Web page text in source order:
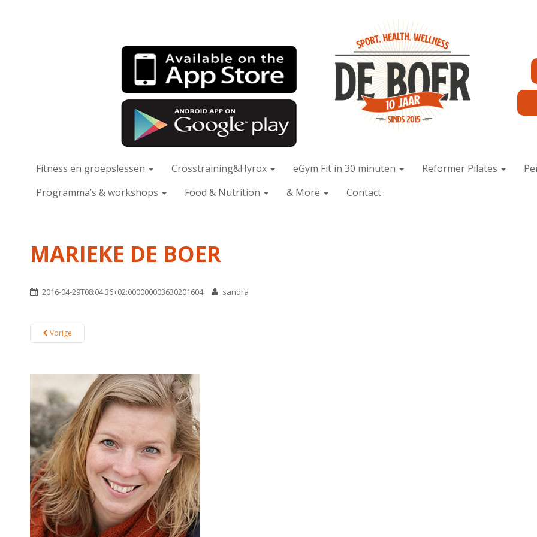
Fitness en groepslessen Crosstraining&Hyrox eGym Fit in 30 minuten Reformer Pilates
Programma’s & workshops
Food & Nutrition & More Contact
MARIEKE DE BOER
2016-04-29T08:04:36+02:000000003630201604 sandra
Vorige